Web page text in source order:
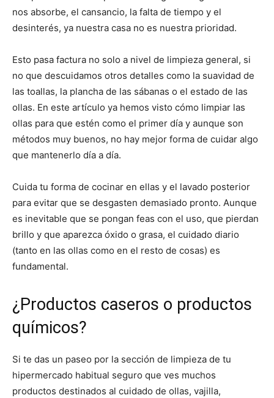
nos absorbe, el cansancio, la falta de tiempo y el
desinterés, ya nuestra casa no es nuestra prioridad.
Esto pasa factura no solo a nivel de limpieza general, si
no que descuidamos otros detalles como la suavidad de
las toallas, la plancha de las sábanas o el estado de las
ollas. En este artículo ya hemos visto cómo limpiar las
ollas para que estén como el primer día y aunque son
métodos muy buenos, no hay mejor forma de cuidar algo
que mantenerlo día a día.
Cuida tu forma de cocinar en ellas y el lavado posterior
para evitar que se desgasten demasiado pronto. Aunque
es inevitable que se pongan feas con el uso, que pierdan
brillo y que aparezca óxido o grasa, el cuidado diario
(tanto en las ollas como en el resto de cosas) es
fundamental.
¿Productos caseros o productos
químicos?
Si te das un paseo por la sección de limpieza de tu
hipermercado habitual seguro que ves muchos
productos destinados al cuidado de ollas, vajilla,